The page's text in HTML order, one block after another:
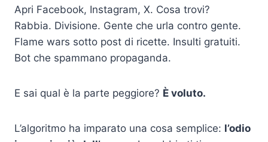
Apri Facebook, Instagram, X. Cosa trovi?
Rabbia. Divisione. Gente che urla contro gente.
Flame wars sotto post di ricette. Insulti gratuiti.
Bot che spammano propaganda.
E sai qual è la parte peggiore? È voluto.
L’algoritmo ha imparato una cosa semplice: l’odio